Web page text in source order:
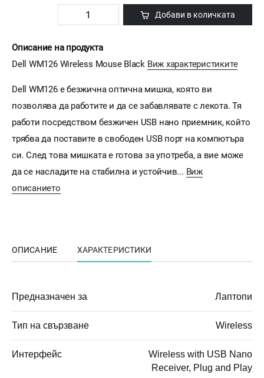
Добави в количката
Описание на продукта
Dell WM126 Wireless Mouse Black Виж характеристиките
Dell WM126 е безжична оптична мишка, която ви
позволява да работите и да се забавлявате с лекота. Тя
работи посредством безжичен USB нано приемник, който
трябва да поставите в свободен USB порт на компютъра
си. След това мишката е готова за употреба, а вие може
да се насладите на стабилна и устойчив... Виж
описанието
ОПИСАНИЕ ХАРАКТЕРИСТИКИ
Предназначен за Лаптопи
Тип на свързване Wireless
Интерфейс
Wireless with USB Nano
Receiver, Plug and Play